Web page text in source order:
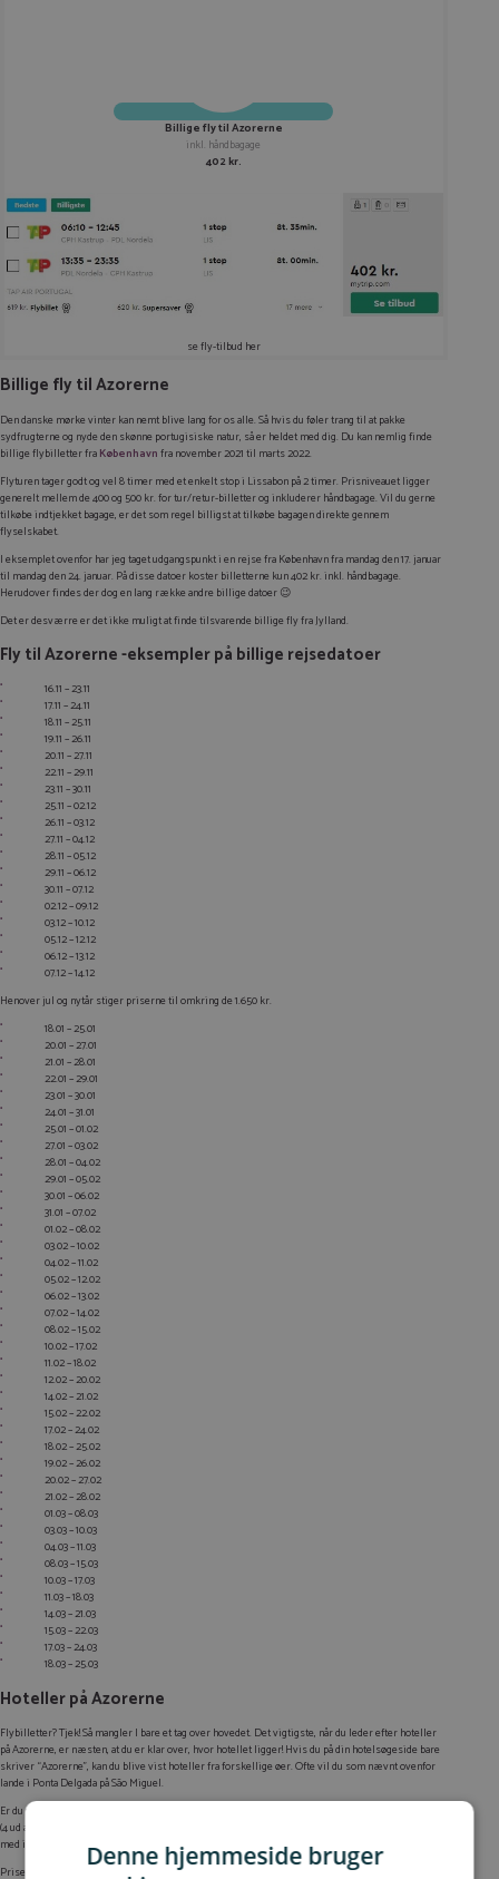
Billige fly til Azorerne
inkl. håndbagage
402 kr.
se fly-tilbud her
Billige fly til Azorerne
Den danske mørke vinter kan nemt blive lang for os alle. Så hvis du føler trang til at pakke
sydfrugterne og nyde den skønne portugisiske natur, så er heldet med dig. Du kan nemlig finde
billige flybilletter fraKøbenhavnfra november 2021 til marts 2022.
Flyturen tager godt og vel 8 timer med et enkelt stop i Lissabon på 2 timer. Prisniveauet ligger
generelt mellem de 400 og 500 kr. for tur/retur-billetter og inkluderer håndbagage. Vil du gerne
tilkøbe indtjekket bagage, er det som regel billigst at tilkøbe bagagen direkte gennem
flyselskabet.
I eksemplet ovenfor har jeg taget udgangspunkt i en rejse fra København fra mandag den 17. januar
til mandag den 24. januar. På disse datoer koster billetterne kun 402 kr. inkl. håndbagage.
Herudover findes der dog en lang række andre billige datoer 😉
Det er desværre er det ikke muligt at finde tilsvarende billige fly fra Jylland.
Fly til Azorerne -eksempler på billige rejsedatoer
16.11 – 23.11
17.11 – 24.11
18.11 – 25.11
19.11 – 26.11
20.11 – 27.11
22.11 – 29.11
23.11 – 30.11
25.11 – 02.12
26.11 – 03.12
27.11 – 04.12
28.11 – 05.12
29.11 – 06.12
30.11 – 07.12
02.12 – 09.12
03.12 – 10.12
05.12 – 12.12
06.12 – 13.12
07.12 – 14.12
Henover jul og nytår stiger priserne til omkring de 1.650 kr.
18.01 – 25.01
20.01 – 27.01
21.01 – 28.01
22.01 – 29.01
23.01 – 30.01
24.01 – 31.01
25.01 – 01.02
27.01 – 03.02
28.01 – 04.02
29.01 – 05.02
30.01 – 06.02
31.01 – 07.02
01.02 – 08.02
03.02 – 10.02
04.02 – 11.02
05.02 – 12.02
06.02 – 13.02
07.02 – 14.02
08.02 – 15.02
10.02 – 17.02
11.02 – 18.02
12.02 – 20.02
14.02 – 21.02
15.02 – 22.02
17.02 – 24.02
18.02 – 25.02
19.02 – 26.02
20.02 – 27.02
21.02 – 28.02
01.03 – 08.03
03.03 – 10.03
04.03 – 11.03
08.03 – 15.03
10.03 – 17.03
11.03 – 18.03
14.03 – 21.03
15.03 – 22.03
17.03 – 24.03
18.03 – 25.03
Hoteller på Azorerne
Flybilletter? Tjek! Så mangler I bare et tag over hovedet. Det vigtigste, når du leder efter hoteller
på Azorerne, er næsten, at du er klar over, hvor hotellet ligger! Hvis du på din hotelsøgeside bare
skriver “Azorerne”, kan du blive vist hoteller fra forskellige øer. Ofte vil du som nævnt ovenfor
lande i Ponta Delgada på São Miguel.
Er du til ren og skær luksus, kan du f.eks. overveje det femstjernede Pedras do Mar Resort & Spa
(4 ud af 5 på TripAdvisor og Travellers’ Choice 2021). Her får du et virkelig lækkert luksusresort
med infinity-pool, lækker havudsigt og glimrende spafaciliteter.
Prisen for en hel uge (fra mandag den 17. januar til mandag den 24. januar) er i alt 3.256 kr. for et
Denne hjemmeside bruger